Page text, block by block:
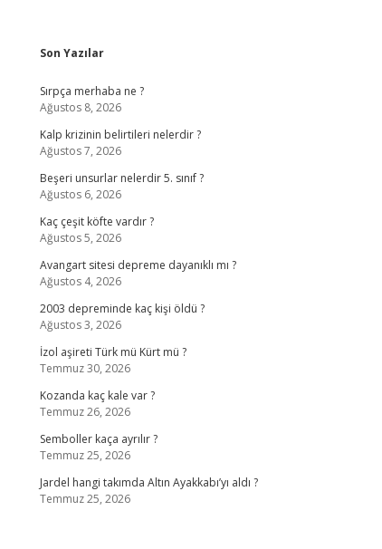
Sidebar
Son Yazılar
Sırpça merhaba ne ?
Ağustos 8, 2026
Kalp krizinin belirtileri nelerdir ?
Ağustos 7, 2026
Beşeri unsurlar nelerdir 5. sınıf ?
Ağustos 6, 2026
Kaç çeşit köfte vardır ?
Ağustos 5, 2026
Avangart sitesi depreme dayanıklı mı ?
Ağustos 4, 2026
2003 depreminde kaç kişi öldü ?
Ağustos 3, 2026
İzol aşireti Türk mü Kürt mü ?
Temmuz 30, 2026
Kozanda kaç kale var ?
Temmuz 26, 2026
Semboller kaça ayrılır ?
Temmuz 25, 2026
Jardel hangi takımda Altın Ayakkabı’yı aldı ?
Temmuz 25, 2026